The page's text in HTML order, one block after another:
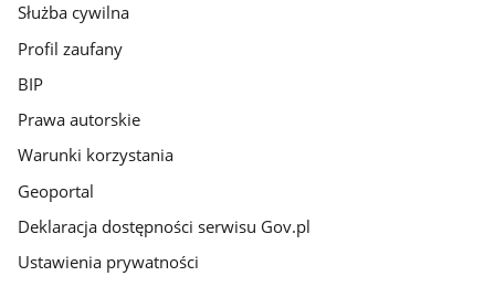
Służba cywilna
Profil zaufany
BIP
Prawa autorskie
Warunki korzystania
Geoportal
Deklaracja dostępności serwisu Gov.pl
Ustawienia prywatności